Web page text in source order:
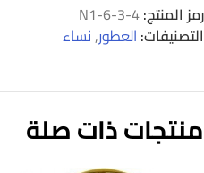
رمز المنتج:N1-6-3-4
التصنيفات: العطور,نساء
منتجات ذات صلة